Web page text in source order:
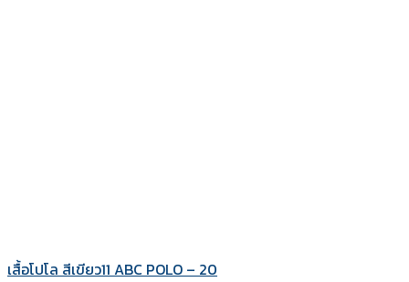
เสื้อโปโล สีเขียว11 ABC POLO – 20